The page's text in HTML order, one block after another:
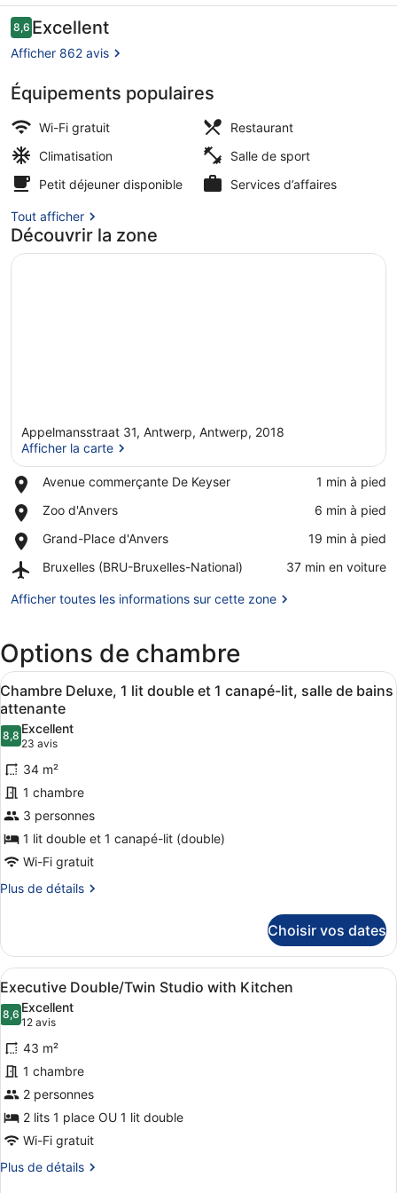
Antwerp
Petit déjeuner, déjeuner et dîner
Avis
voyageurs
8,68,6 sur 10
Excellent
Afficher 862 avis
Équipements populaires
Wi-Fi gratuit
Restaurant
Climatisation
Salle de sport
Petit déjeuner disponible
Services d’affaires
Tout afficher
Découvrir la zone
Appelmansstraat 31, Antwerp, Antwerp, 2018
Afficher la carte
Avenue commerçante De Keyser
Place,
commerçante
Keyser
‪1 min à pied‬
Zoo d'Anvers
Place,
d'Anvers
‪6 min à pied‬
Grand-Place d'Anvers
Place,
Place
‪19 min à pied‬
Bruxelles (BRU-Bruxelles-National)
Airport,
(BRU-
‪37 min en voiture‬
Afficher toutes les informations sur cette zone
Options de chambre
Afficher
toutes
les
photos
pour
ce
type
de
chambre :
Chambre
Deluxe,
double
et
1
canapé-
lit,
salle
de
bains
attenante
Une chambre moderne avec un
5
Chambre Deluxe, 1 lit double et 1 canapé-lit, salle de bains
attenante
8,88,8 sur 10
Excellent
23 avis
(23 avis)
34 m²
1 chambre
3 personnes
1 lit double et 1 canapé-lit (double)
Wi-Fi gratuit
Plus de détails
Plus
le
type
de
chambre
Chambre
Deluxe,
lit
double
et
1
canapé-
lit,
salle
de
Choisir vos dates
Afficher
toutes
les
photos
pour
ce
type
de
chambre :
Executive
Une chambre d’hôtel avec un
12
Executive Double/Twin Studio with Kitchen
8,68,6 sur 10
Excellent
12 avis
(12 avis)
43 m²
1 chambre
2 personnes
2 lits 1 place OU 1 lit double
Wi-Fi gratuit
Plus de détails
Plus